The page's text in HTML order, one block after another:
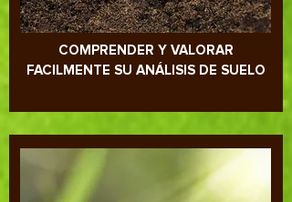
COMPRENDER Y VALORAR
FACILMENTE SU ANÁLISIS DE SUELO